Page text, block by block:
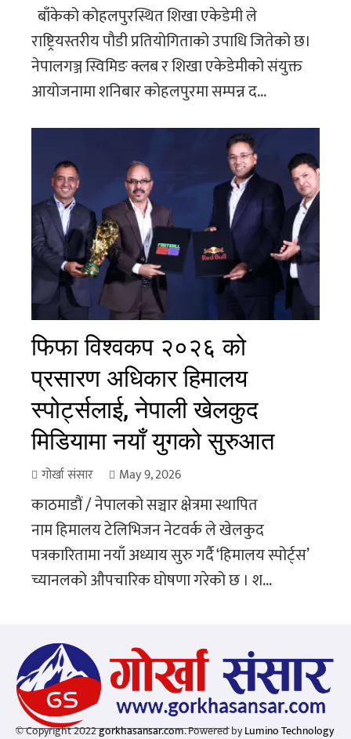
बाँकेको कोहलपुरस्थित शिखा एकेडेमी ले
राष्ट्रियस्तरीय पौडी प्रतियोगिताको उपाधि जितेको छ।
नेपालगञ्ज स्विमिङ क्लब र शिखा एकेडेमीको संयुक्त
आयोजनामा शनिबार कोहलपुरमा सम्पन्न द...
फिफा विश्वकप २०२६ को
प्रसारण अधिकार हिमालय
स्पोर्ट्सलाई, नेपाली खेलकुद
मिडियामा नयाँ युगको सुरुआत
गोर्खा संसार May 9, 2026
काठमाडौं / नेपालको सञ्चार क्षेत्रमा स्थापित
नाम हिमालय टेलिभिजन नेटवर्क ले खेलकुद
पत्रकारितामा नयाँ अध्याय सुरु गर्दै ‘हिमालय स्पोर्ट्स’
च्यानलको औपचारिक घोषणा गरेको छ । श...
© Copyright 2022gorkhasansar.com. Powered byLumino Technology